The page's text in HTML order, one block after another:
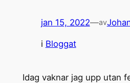
jan 15, 2022—av
i Bloggat
Idag vaknar jag upp utan